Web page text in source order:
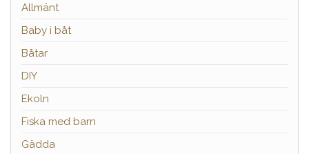
Allmänt
Baby i båt
Båtar
DIY
Ekoln
Fiska med barn
Gädda